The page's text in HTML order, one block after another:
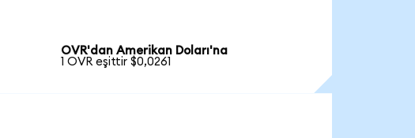
OVR'dan Amerikan Doları'na
1 OVR eşittir $0,0261